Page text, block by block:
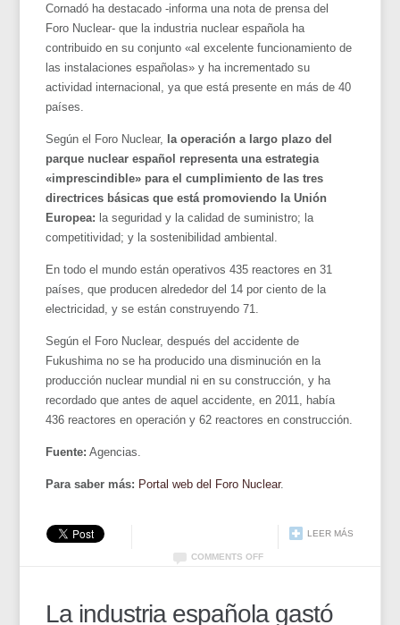
Cornadó ha destacado -informa una nota de prensa del
Foro Nuclear- que la industria nuclear española ha
contribuido en su conjunto «al excelente funcionamiento de
las instalaciones españolas» y ha incrementado su
actividad internacional, ya que está presente en más de 40
países.
Según el Foro Nuclear, la operación a largo plazo del
parque nuclear español representa una estrategia
«imprescindible» para el cumplimiento de las tres
directrices básicas que está promoviendo la Unión
Europea: la seguridad y la calidad de suministro; la
competitividad; y la sostenibilidad ambiental.
En todo el mundo están operativos 435 reactores en 31
países, que producen alrededor del 14 por ciento de la
electricidad, y se están construyendo 71.
Según el Foro Nuclear, después del accidente de
Fukushima no se ha producido una disminución en la
producción nuclear mundial ni en su construcción, y ha
recordado que antes de aquel accidente, en 2011, había
436 reactores en operación y 62 reactores en construcción.
Fuente: Agencias.
Para saber más: Portal web del Foro Nuclear.
LEER MÁS
COMMENTS OFF
La industria española gastó